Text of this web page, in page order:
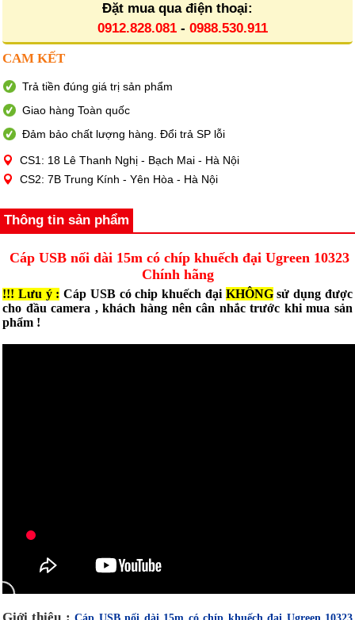
Đặt mua qua điện thoại:
0912.828.081 - 0988.530.911
CAM KẾT
Trả tiền đúng giá trị sản phẩm
Giao hàng Toàn quốc
Đảm bảo chất lượng hàng. Đổi trả SP lỗi
CS1: 18 Lê Thanh Nghị - Bạch Mai - Hà Nội
CS2: 7B Trung Kính - Yên Hòa - Hà Nội
Thông tin sản phẩm
Cáp USB nối dài 15m có chíp khuếch đại Ugreen 10323
Chính hãng
!!! Lưu ý : Cáp USB có chip khuếch đại KHÔNGsử dụng được
cho đầu camera , khách hàng nên cân nhắc trước khi mua sản
phẩm !